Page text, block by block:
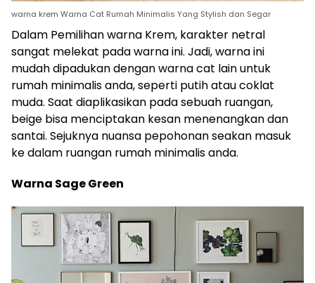
warna krem Warna Cat Rumah Minimalis Yang Stylish dan Segar
Dalam Pemilihan warna Krem, karakter netral
sangat melekat pada warna ini. Jadi, warna ini
mudah dipadukan dengan warna cat lain untuk
rumah minimalis anda, seperti putih atau coklat
muda. Saat diaplikasikan pada sebuah ruangan,
beige bisa menciptakan kesan menenangkan dan
santai. Sejuknya nuansa pepohonan seakan masuk
ke dalam ruangan rumah minimalis anda.
Warna Sage Green